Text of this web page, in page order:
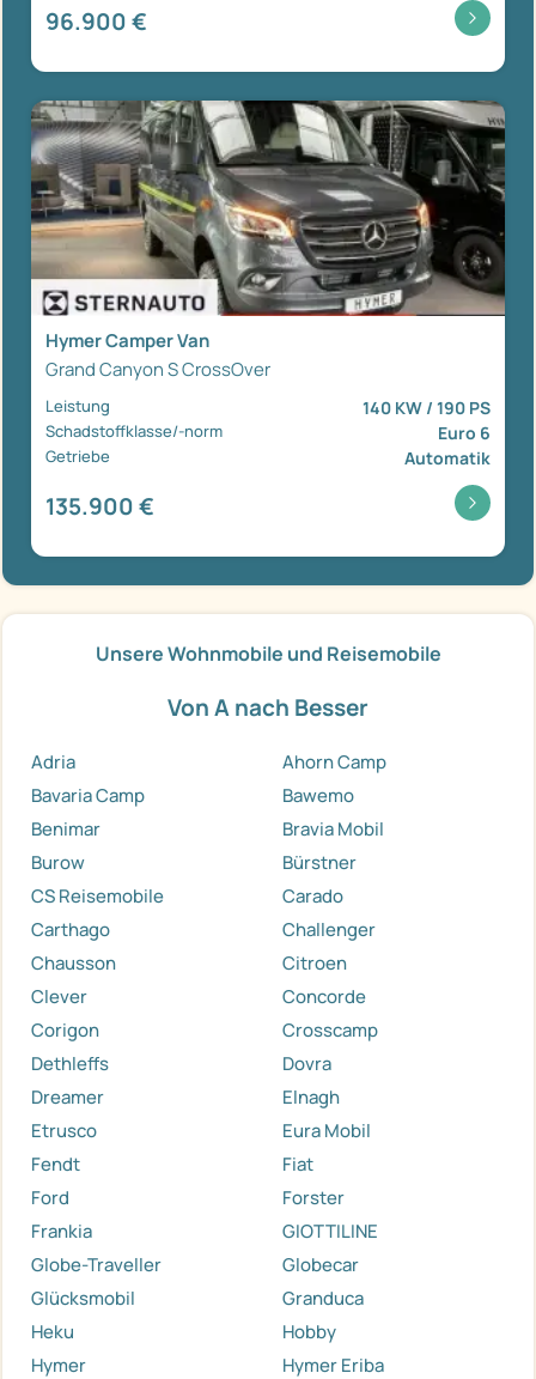
96.900 €
Hymer Camper Van
Grand Canyon S CrossOver
Leistung 140 KW / 190 PS
Schadstoffklasse/-norm Euro 6
Getriebe Automatik
135.900 €
Unsere Wohnmobile und Reisemobile
Von A nach Besser
Adria
Ahorn Camp
Bavaria Camp
Bawemo
Benimar
Bravia Mobil
Burow
Bürstner
CS Reisemobile
Carado
Carthago
Challenger
Chausson
Citroen
Clever
Concorde
Corigon
Crosscamp
Dethleffs
Dovra
Dreamer
Elnagh
Etrusco
Eura Mobil
Fendt
Fiat
Ford
Forster
Frankia
GIOTTILINE
Globe-Traveller
Globecar
Glücksmobil
Granduca
Heku
Hobby
Hymer
Hymer Eriba